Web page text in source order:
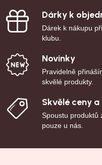
Dárky k
Dárek k nákupu
klubu.
Novinky
Pravidelně
skvělé produkty.
Skvělé ceny a
Spoustu produktů
pouze u nás.